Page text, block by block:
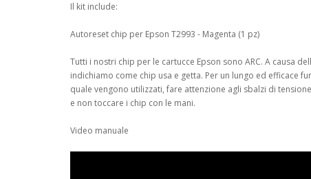
Il kit include:
Autoreset chip per Epson T2993 - Magenta (1 pz)
Tutti i nostri chip per le cartucce Epson sono ARC. A causa
indichiamo come chip usa e getta. Per un lungo ed efficace
quale vengono utilizzati, fare attenzione agli sbalzi di
e non toccare i chip con le mani.
Video manuale